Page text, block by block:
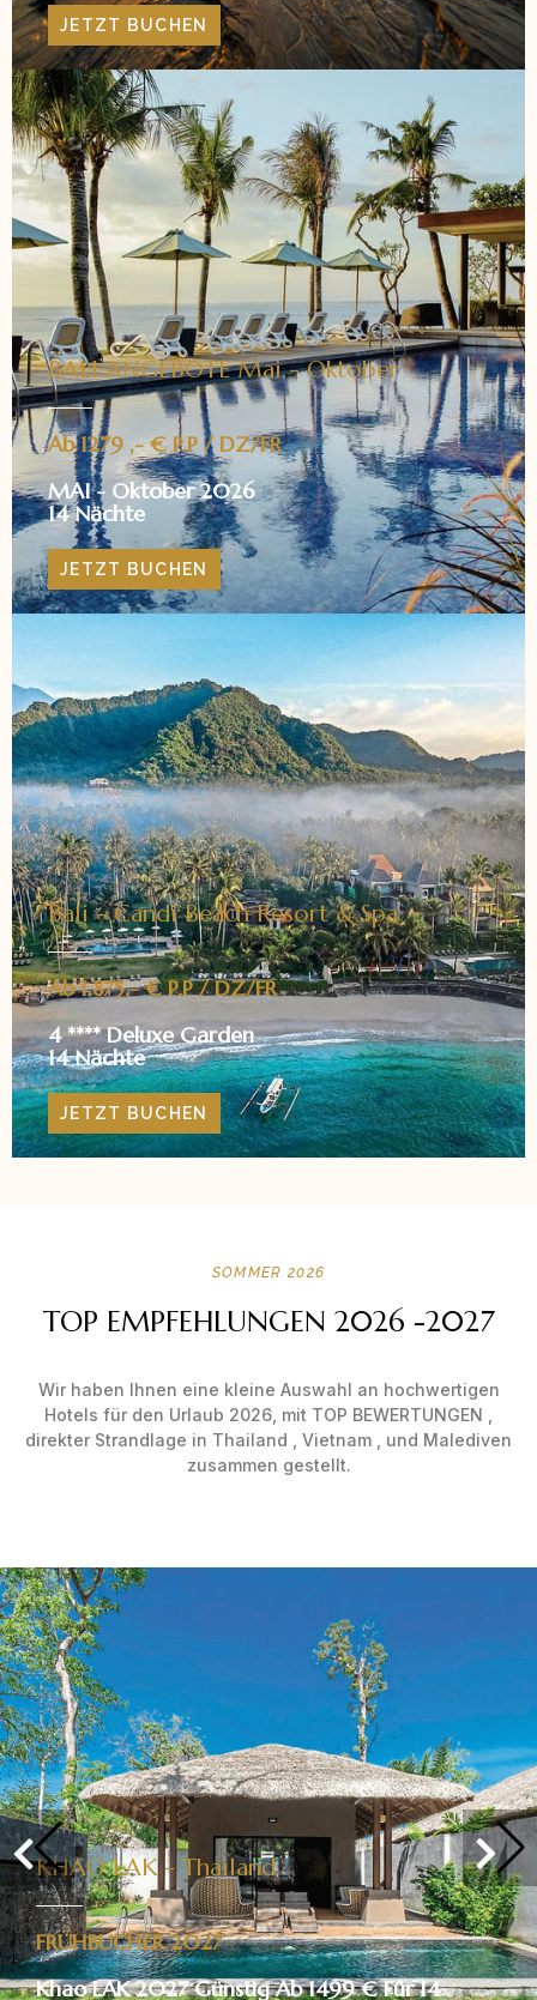
JETZT BUCHEN
BALI ANGEBOTE Mai - Oktober
Ab 1279 ,- € P.P / DZ/FR
MAI - Oktober 2026
14 Nächte
JETZT BUCHEN
Bali - Candi Beach Resort & Spa
Ab 1.875,- € P.P / DZ/FR
4 **** Deluxe Garden
14 Nächte
JETZT BUCHEN
SOMMER 2026
TOP EMPFEHLUNGEN 2026 -2027
Wir haben Ihnen eine kleine Auswahl an hochwertigen
Hotels für den Urlaub 2026, mit TOP BEWERTUNGEN ,
direkter Strandlage in Thailand , Vietnam , und Malediven
zusammen gestellt.
KHAO LAK - Thailand
FRÜHBUCHER 2027
Khao LAK 2027 Günstig Ab 1499 € Für 14